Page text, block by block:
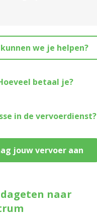
we je helpen?
jouw vervoer aan
naar
betaal je?
in de vervoerdienst?